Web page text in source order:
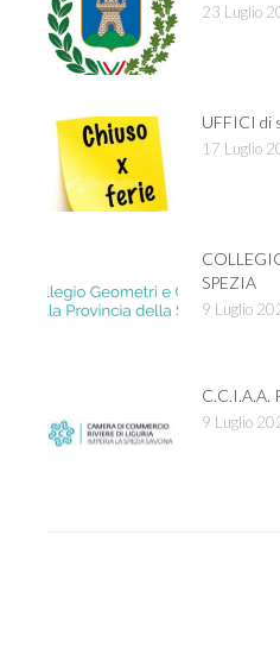
23 Luglio
UFFICI di
17 Luglio
SPEZIA
9 Luglio
C.C.I.A.A.
9 Luglio